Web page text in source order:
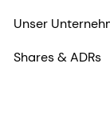
Unser
Shares & ADRs